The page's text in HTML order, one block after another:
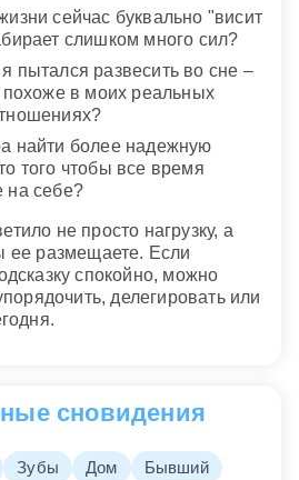
сейчас буквально "висит
слишком много сил?
пытался развесить во сне –
похоже в моих реальных
найти более надежную
того чтобы все время
на себе?
не просто нагрузку, а
ее размещаете. Если
спокойно, можно
делегировать или
сновидения
Зубы Дом
Бывший